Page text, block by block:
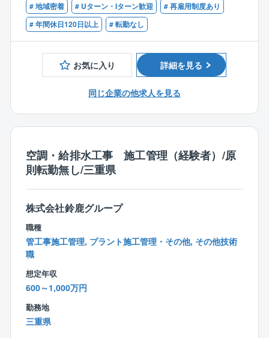
【同社の特徴】
■鈴鹿グループは、電気設備工事を起点に機械設備工
事、空調設備工事業、不動産事業、開発設計、土木工
事業など様々な事業を自社グループで行っておりま
わせて柔軟に対応出来るクラスター型の組織を採用
え仕事を遂行していく『価値観型組織』と称していま
■多様化した時代に応じて、個々が自分に合った働き方
で仕事ができる会社です。
《仕事で活躍したい人》《家庭を大事にしたい人》
《趣味を大切にしたい人》など、誰でも様々な価値観
があり、どこに重きを置くかによって、その人の幸せ
度数も変わると考えております。
■社是の一つに三方ヨシを掲げており、常に『従業員ヨ
シ！お客様ヨシ！取引先ヨシ！』の考えの下、社員ひ
とり一人の価値観を尊重し、同社に関わる全ての方の
幸せ度数の向上を目指しています。
【歓迎】
・施工管理業務の経験（電気設備工事、管工事、建築
工事等）
# 地域密着
# Uターン・Iターン歓迎
# 再雇用制度あり
# 年間休日120日以上
# 転勤なし
お気に入り 詳細を見る
同じ企業の他求人を見る
空調・給排水工事 施工管理（経験者）/原
則転勤無し/三重県
株式会社鈴鹿グループ
職種
管工事施工管理, プラント施工管理・その他, その他技術
職
想定年収
600～1,000万円
勤務地
三重県